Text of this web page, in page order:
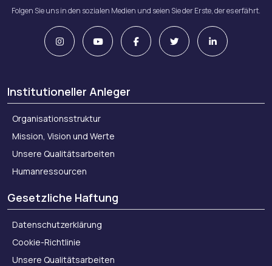
Folgen Sie uns in den sozialen Medien und seien Sie der Erste, der es erfährt.
Institutioneller Anleger
Organisationsstruktur
Mission, Vision und Werte
Unsere Qualitätsarbeiten
Humanressourcen
Gesetzliche Haftung
Datenschutzerklärung
Cookie-Richtlinie
Unsere Qualitätsarbeiten